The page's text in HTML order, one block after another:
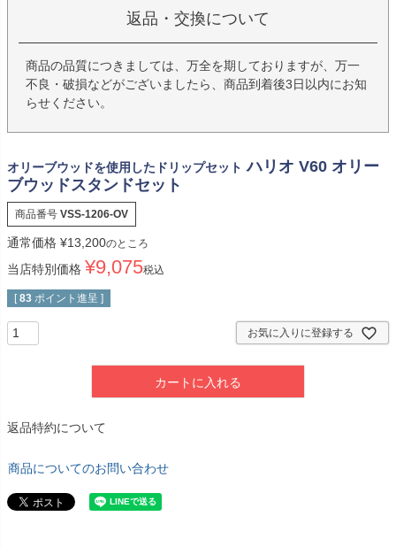
返品・交換について
商品の品質につきましては、万全を期しておりますが、万一
不良・破損などがございましたら、商品到着後3日以内にお知
らせください。
オリーブウッドを使用したドリップセット ハリオ V60 オリー
ブウッドスタンドセット
商品番号 VSS-1206-OV
通常価格 ¥13,200のところ
当店特別価格 ¥9,075税込
[ 83 ポイント進呈 ]
お気に入りに登録する
カートに入れる
返品特約について
商品についてのお問い合わせ